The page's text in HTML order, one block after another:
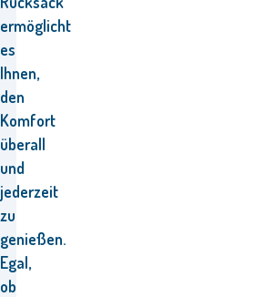
ermöglicht
es
Ihnen,
den
Komfort
überall
und
jederzeit
zu
genießen.
Egal,
ob